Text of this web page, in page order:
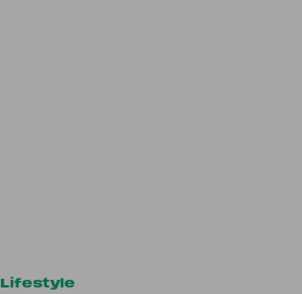
Lifestyle